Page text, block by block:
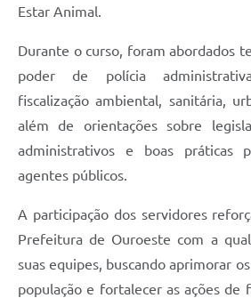
Estar Animal.
Durante o curso, foram abordados
poder de polícia
fiscalização ambiental, sanitária,
além de orientações sobre
administrativos e boas práticas
agentes públicos.
A participação dos servidores
Prefeitura de Ouroeste com a
suas equipes, buscando aprimorar
população e fortalecer as ações de